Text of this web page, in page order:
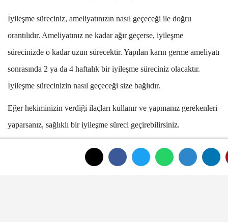
İyileşme süreciniz, ameliyatınızın nasıl geçeceği ile doğru
orantılıdır. Ameliyatınız ne kadar ağır geçerse, iyileşme
sürecinizde o kadar uzun sürecektir. Yapılan karın germe ameliyatı
sonrasında 2 ya da 4 haftalık bir iyileşme süreciniz olacaktır.
İyileşme sürecinizin nasıl geçeceği size bağlıdır.
Eğer hekiminizin verdiği ilaçları kullanır ve yapmanız gerekenleri
yaparsanız, sağlıklı bir iyileşme süreci geçirebilirsiniz.
Karın Germe Ameliyatı Fiyatları